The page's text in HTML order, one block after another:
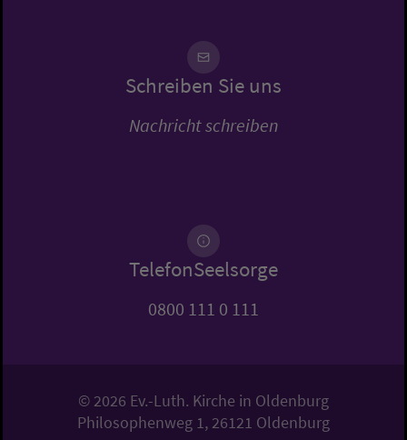
Schreiben Sie uns
Nachricht schreiben
TelefonSeelsorge
0800 111 0 111
© 2026 Ev.-Luth. Kirche in Oldenburg
Philosophenweg 1, 26121 Oldenburg